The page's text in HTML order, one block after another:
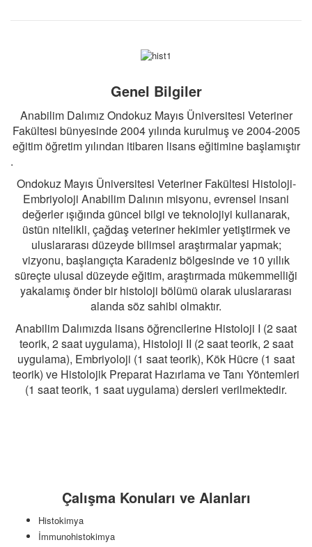
Genel Bilgiler
Anabilim Dalımız Ondokuz Mayıs Üniversitesi Veteriner
Fakültesi bünyesinde 2004 yılında kurulmuş ve 2004-2005
eğitim öğretim yılından itibaren lisans eğitimine başlamıştır
.
Ondokuz Mayıs Üniversitesi Veteriner Fakültesi Histoloji-
Embriyoloji Anabilim Dalının misyonu, evrensel insani
değerler ışığında güncel bilgi ve teknolojiyi kullanarak,
üstün nitelikli, çağdaş veteriner hekimler yetiştirmek ve
uluslararası düzeyde bilimsel araştırmalar yapmak;
vizyonu, başlangıçta Karadeniz bölgesinde ve 10 yıllık
süreçte ulusal düzeyde eğitim, araştırmada mükemmelliği
yakalamış önder bir histoloji bölümü olarak uluslararası
alanda söz sahibi olmaktır.
Anabilim Dalımızda lisans öğrencilerine Histoloji I (2 saat
teorik, 2 saat uygulama), Histoloji II (2 saat teorik, 2 saat
uygulama), Embriyoloji (1 saat teorik), Kök Hücre (1 saat
teorik) ve Histolojik Preparat Hazırlama ve Tanı Yöntemleri
(1 saat teorik, 1 saat uygulama) dersleri verilmektedir.
Çalışma Konuları ve Alanları
Histokimya
İmmunohistokimya